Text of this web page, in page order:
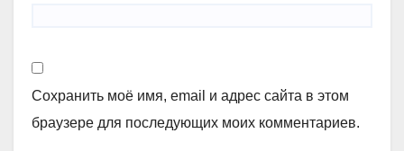
Сохранить моё имя, email и адрес сайта в этом
браузере для последующих моих комментариев.